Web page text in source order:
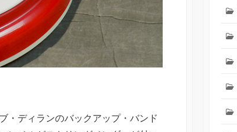
・ディランのバックアップ・バンド